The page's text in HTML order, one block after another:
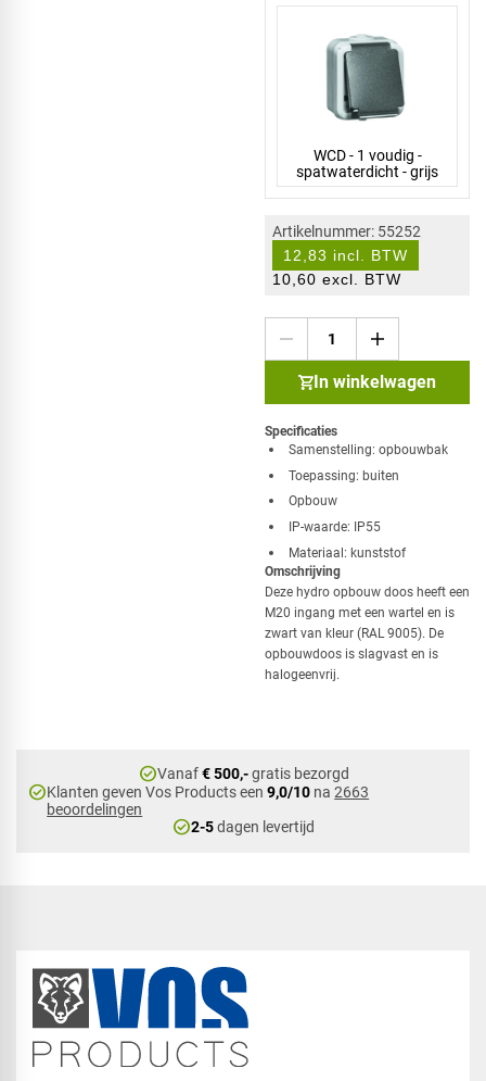
WCD - 1 voudig -
spatwaterdicht - grijs
Artikelnummer: 55252
12,83 incl. BTW
10,60 excl. BTW
In winkelwagen
Specificaties
​Samenstelling: opbouwbak
Toepassing: buiten
Opbouw
IP-waarde: IP55
Materiaal: kunststof
Omschrijving
Deze hydro opbouw doos heeft een
M20 ingang met een wartel en is
zwart van kleur (RAL 9005). De
opbouwdoos is slagvast en is
halogeenvrij.
check_circleVanaf€ 500,-gratis bezorgd
check_circleKlanten geven Vos Products een9,0/10 na2663
beoordelingen
check_circle2-5dagen levertijd